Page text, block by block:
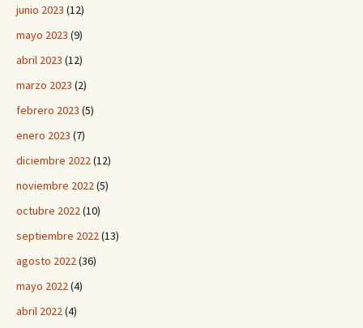
junio 2023 (12)
mayo 2023 (9)
abril 2023 (12)
marzo 2023 (2)
febrero 2023 (5)
enero 2023 (7)
diciembre 2022(12)
noviembre 2022(5)
octubre 2022(10)
septiembre 2022(13)
agosto 2022(36)
mayo 2022(4)
abril 2022(4)